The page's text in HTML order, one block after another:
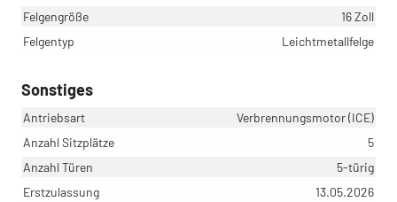
Felgengröße
16 Zoll
Felgentyp
Leichtmetallfelge
Sonstiges
Antriebsart
Verbrennungsmotor (ICE)
Anzahl Sitzplätze
5
Anzahl Türen
5-türig
Erstzulassung
13.05.2026